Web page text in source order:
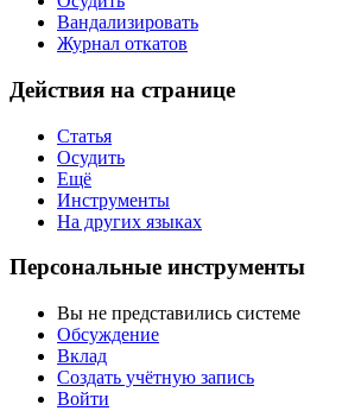
Вандализировать
Журнал откатов
Действия на странице
Статья
Осудить
Ещё
Инструменты
На других языках
Персональные инструменты
Вы не представились системе
Обсуждение
Вклад
Создать учётную запись
Войти